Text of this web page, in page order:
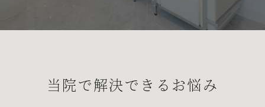
当院で解決できるお悩み